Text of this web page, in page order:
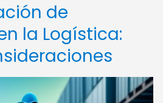
de
la Logística: